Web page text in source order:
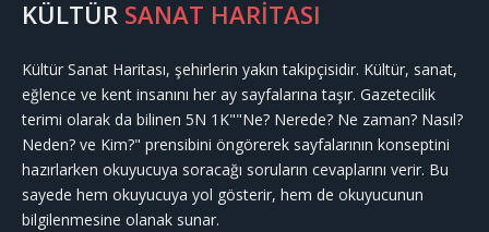
KÜLTÜR SANAT HARİTASI
Kültür Sanat Haritası, şehirlerin yakın takipçisidir. Kültür, sanat,
eğlence ve kent insanını her ay sayfalarına taşır. Gazetecilik
terimi olarak da bilinen 5N 1K""Ne? Nerede? Ne zaman? Nasıl?
Neden? ve Kim?" prensibini öngörerek sayfalarının konseptini
hazırlarken okuyucuya soracağı soruların cevaplarını verir. Bu
sayede hem okuyucuya yol gösterir, hem de okuyucunun
bilgilenmesine olanak sunar.